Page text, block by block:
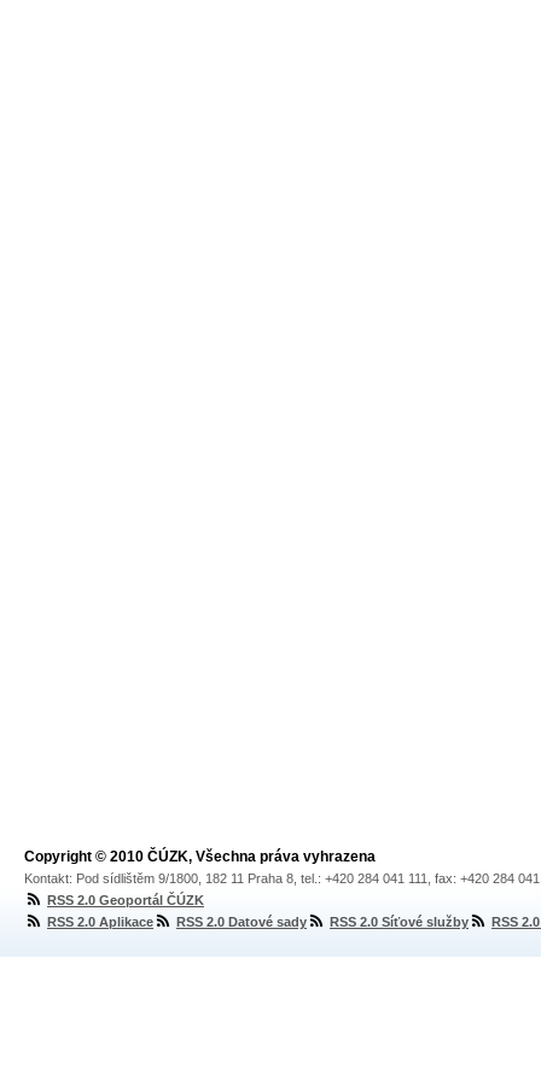
Copyright © 2010 ČÚZK, Všechna práva vyhrazena
Kontakt: Pod sídlištěm 9/1800, 182 11 Praha 8, tel.: +420 284 041 111, fax: +420 284
RSS 2.0 Geoportál ČÚZK
RSS 2.0 Aplikace
RSS 2.0 Datové sady RSS 2.0 Síťové služby RSS